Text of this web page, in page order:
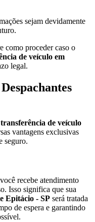
sejam devidamente
como proceder caso o
de veículo em
legal.
transferência de veículo
vantagens exclusivas
seguro.
recebe atendimento
Isso significa que sua
Epitácio - SP será tratada
de espera e garantindo